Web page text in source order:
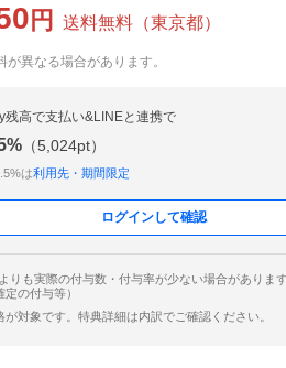
円 送料無料 （東京都）
が異なる場合があります。
残高で支払い&LINEと連携で
% （5,024pt）
は利用先・期間限定
ログインして確認
りも実際の付与数・付与率が少ない場合がありま
の付与等）
が対象です。特典詳細は内訳でご確認ください。